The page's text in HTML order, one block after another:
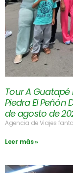
Tour A Guatapé
Piedra El Peñón
de agosto de
Agencia de Viajes
Leer más »